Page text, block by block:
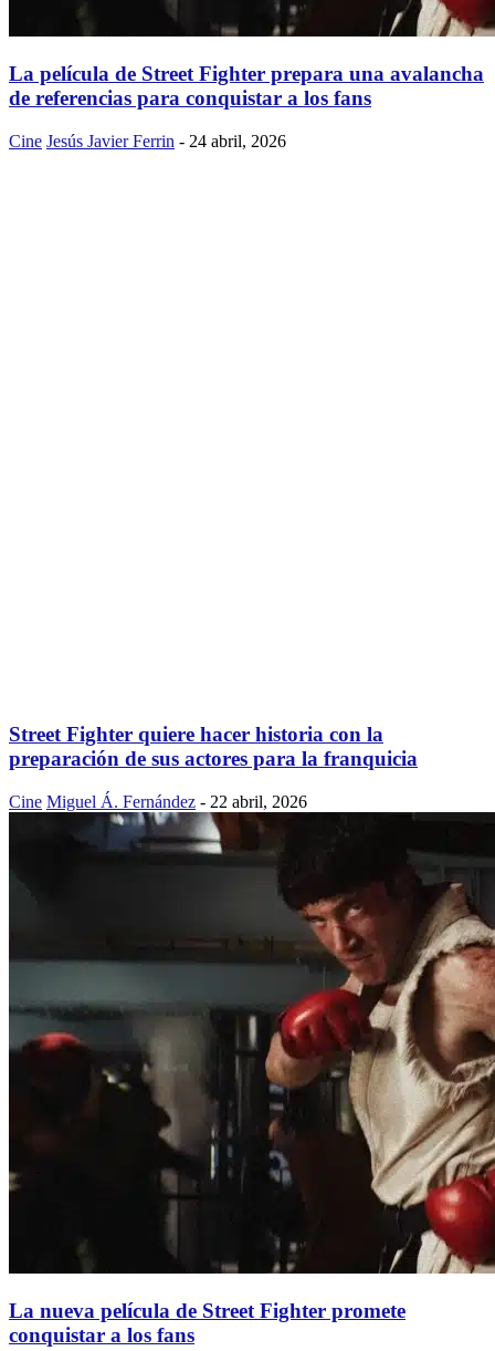
La película de Street Fighter prepara una avalancha
de referencias para conquistar a los fans
Cine Jesús Javier Ferrin - 24 abril, 2026
Street Fighter quiere hacer historia con la
preparación de sus actores para la franquicia
Cine Miguel Á. Fernández - 22 abril, 2026
La nueva película de Street Fighter promete
conquistar a los fans